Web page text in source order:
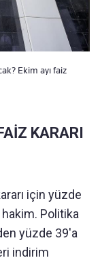
Ekim ayı faiz
KARARI
için yüzde
Politika
yüzde 39'a
indirim